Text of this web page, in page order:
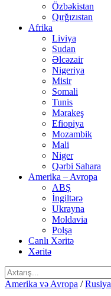
Özbəkistan
Qırğızıstan
Afrika
Liviya
Sudan
Əlcəzair
Nigeriya
Misir
Somali
Tunis
Mərakeş
Efiopiya
Mozambik
Mali
Niger
Qərbi Sahara
Amerika – Avropa
ABŞ
İngiltərə
Ukrayna
Moldavia
Polşa
Canlı Xəritə
Xəritə
Amerika və Avropa /Rusiya